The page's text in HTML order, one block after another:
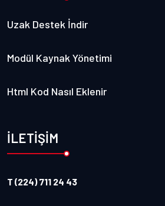
Uzak Destek İndir
Modül Kaynak Yönetimi
Html Kod Nasıl Eklenir
İLETİŞİM
T (224) 711 24 43